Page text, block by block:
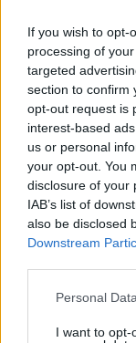
If you wish to opt-
processing of
targeted
section to confirm
opt-out request is
interest-based
us or personal
your opt-out. You
disclosure of your
IAB’s list of
also be disclosed
Downstream
Please note that
not limited to
Personal
I want to opt-
Thema